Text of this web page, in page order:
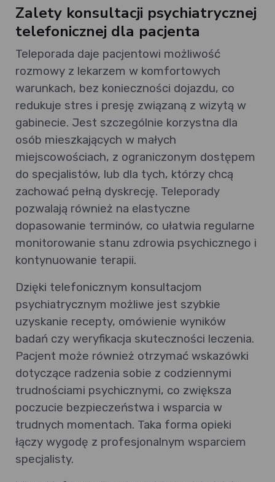
Zalety konsultacji psychiatrycznej
telefonicznej dla pacjenta
Teleporada daje pacjentowi możliwość
rozmowy z lekarzem w komfortowych
warunkach, bez konieczności dojazdu, co
redukuje stres i presję związaną z wizytą w
gabinecie. Jest szczególnie korzystna dla
osób mieszkających w małych
miejscowościach, z ograniczonym dostępem
do specjalistów, lub dla tych, którzy chcą
zachować pełną dyskrecję. Teleporady
pozwalają również na elastyczne
dopasowanie terminów, co ułatwia regularne
monitorowanie stanu zdrowia psychicznego i
kontynuowanie terapii.
Dzięki telefonicznym konsultacjom
psychiatrycznym możliwe jest szybkie
uzyskanie recepty, omówienie wyników
badań czy weryfikacja skuteczności leczenia.
Pacjent może również otrzymać wskazówki
dotyczące radzenia sobie z codziennymi
trudnościami psychicznymi, co zwiększa
poczucie bezpieczeństwa i wsparcia w
trudnych momentach. Taka forma opieki
łączy wygodę z profesjonalnym wsparciem
specjalisty.